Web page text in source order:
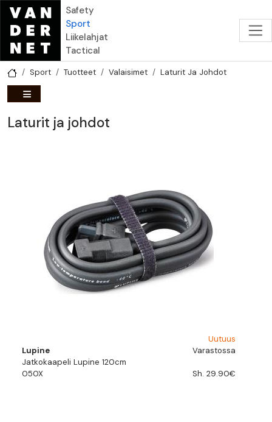
Hyppää pääsisältöön
Safety
Sport
Liikelahjat
Tactical
Sport Tuotteet Valaisimet Laturit Ja Johdot
Laturit ja johdot
Uutuus
Lupine
Varastossa
Jatkokaapeli Lupine 120cm
050X
Sh. 29.90€